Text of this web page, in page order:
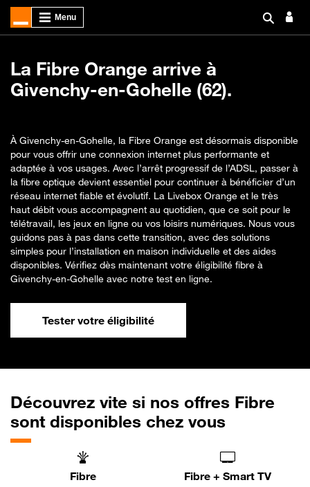
La Fibre Orange arrive à
Givenchy-en-Gohelle (62).
À Givenchy-en-Gohelle, la Fibre Orange est désormais disponible
pour vous offrir une connexion internet plus performante et
adaptée à vos usages. Avec l’arrêt progressif de l’ADSL, passer à
la fibre optique devient essentiel pour continuer à bénéficier d’un
réseau internet fiable et évolutif. La Livebox Orange et le très
haut débit vous accompagnent au quotidien, que ce soit pour le
télétravail, les jeux en ligne ou vos loisirs numériques. Nous vous
guidons pas à pas dans cette transition, avec des solutions
simples pour l’installation en maison individuelle et des aides
disponibles. Vérifiez dès maintenant votre éligibilité fibre à
Givenchy-en-Gohelle avec notre test en ligne.
Tester votre éligibilité
Découvrez vite si nos offres Fibre
sont disponibles chez vous
Fibre Fibre + Smart TV